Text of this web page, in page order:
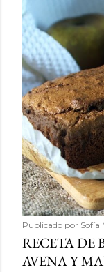
Publicado por Sofía
RECETA DE
AVENA Y